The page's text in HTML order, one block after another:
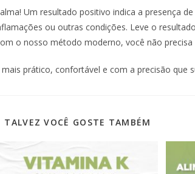
Um resultado positivo indica a presença
ou outras condições. Leve o
o nosso método moderno, você não
mais prático, confortável e com a precisão que
TALVEZ VOCÊ GOSTE TAMBÉM